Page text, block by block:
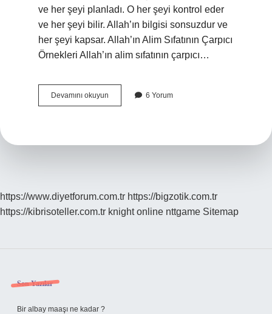
ve her şeyi planladı. O her şeyi kontrol eder
ve her şeyi bilir. Allah’ın bilgisi sonsuzdur ve
her şeyi kapsar. Allah’ın Alim Sıfatının Çarpıcı
Örnekleri Allah’ın alim sıfatının çarpıcı…
Devamını okuyun
alim
6 Yorum
https://www.diyetforum.com.tr https://bigzotik.com.tr
https://kibrisoteller.com.tr knight online nttgame Sitemap
Sidebar
Son Yazılar
Bir albay maaşı ne kadar ?